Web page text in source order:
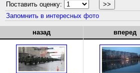
Поставить оценку:
Запомнить в интересных фото
назад вперед